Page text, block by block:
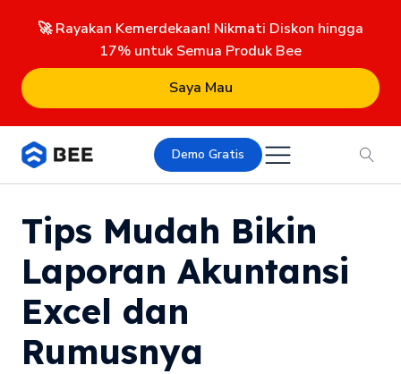
🚀 Rayakan Kemerdekaan! Nikmati Diskon hingga
17% untuk Semua Produk Bee
Saya Mau
Demo Gratis
Tips Mudah Bikin
Laporan Akuntansi
Excel dan
Rumusnya